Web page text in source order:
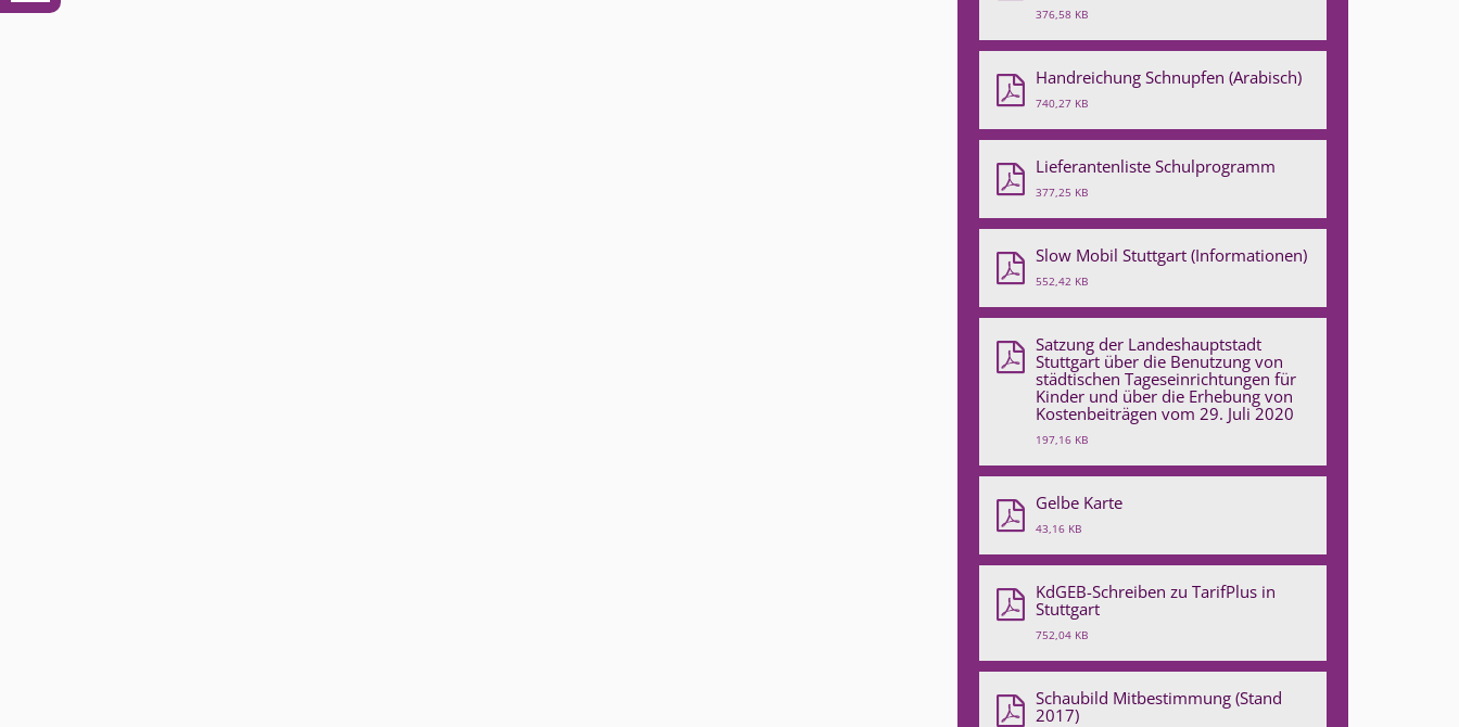
376,58 KB
Handreichung Schnupfen (Arabisch)
740,27 KB
Lieferantenliste Schulprogramm
377,25 KB
Slow Mobil Stuttgart (Informationen)
552,42 KB
Satzung der Landeshauptstadt
Stuttgart über die Benutzung von
städtischen Tageseinrichtungen für
Kinder und über die Erhebung von
Kostenbeiträgen vom 29. Juli 2020
197,16 KB
Gelbe Karte
43,16 KB
KdGEB-Schreiben zu TarifPlus in
Stuttgart
752,04 KB
Schaubild Mitbestimmung (Stand
2017)